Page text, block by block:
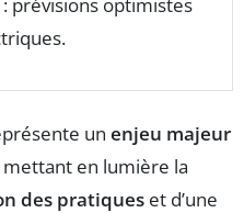
un enjeu majeur
en lumière la
des pratiques et d’une